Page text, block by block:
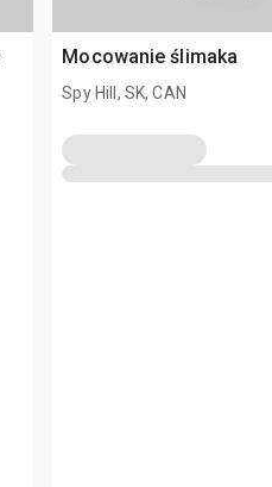
Mocowanie ślimaka
Spy Hill, SK, CAN